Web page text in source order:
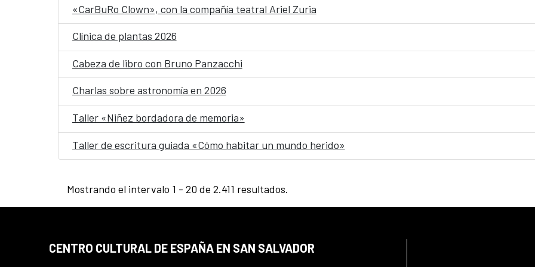
«CarBuRo Clown», con la compañía teatral Ariel Zuria
Clínica de plantas 2026
Cabeza de libro con Bruno Panzacchi
Charlas sobre astronomía en 2026
Taller «Niñez bordadora de memoria»
Taller de escritura guiada «Cómo habitar un mundo herido»
Mostrando el intervalo 1 - 20 de 2.411 resultados.
CENTRO CULTURAL DE ESPAÑA EN SAN SALVADOR